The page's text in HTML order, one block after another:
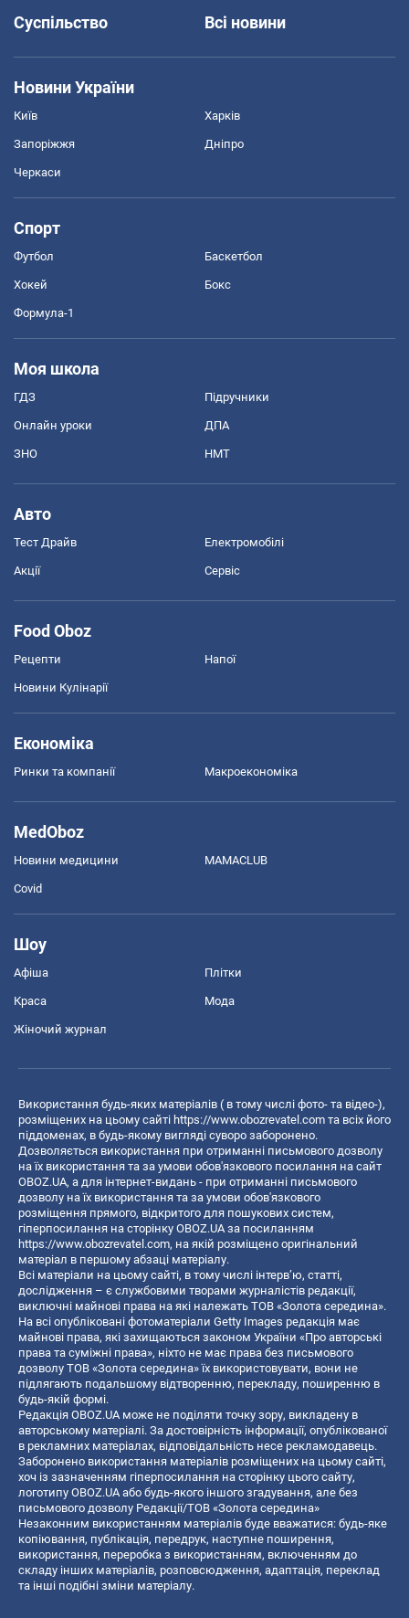
Суспільство
Всі новини
Новини України
Київ Харків
Запоріжжя Дніпро
Черкаси
Спорт
Футбол Баскетбол
Хокей Бокс
Формула-1
Моя школа
ГДЗ Підручники
Онлайн уроки ДПА
ЗНО НМТ
Авто
Тест Драйв Електромобілі
Акції Сервіс
Food Oboz
Рецепти Напої
Новини Кулінарії
Економіка
Ринки та компанії Макроекономіка
MedOboz
Новини медицини MAMACLUB
Covid
Шоу
Афіша Плітки
Краса Мода
Жіночий журнал
Використання будь-яких матеріалів ( в тому числі фото- та відео-),
розміщених на цьому сайті https://www.obozrevatel.com та всіх його
піддоменах, в будь-якому вигляді суворо заборонено.
Дозволяється використання при отриманні письмового дозволу
на їх використання та за умови обов'язкового посилання на сайт
OBOZ.UA, а для інтернет-видань - при отриманні письмового
дозволу на їх використання та за умови обов'язкового
розміщення прямого, відкритого для пошукових систем,
гіперпосилання на сторінку OBOZ.UA за посиланням
https://www.obozrevatel.com, на якій розміщено оригінальний
матеріал в першому абзаці матеріалу.
Всі матеріали на цьому сайті, в тому числі інтерв’ю, статті,
дослідження – є службовими творами журналістів редакції,
виключні майнові права на які належать ТОВ «Золота середина».
На всі опубліковані фотоматеріали Getty Images редакція має
майнові права, які захищаються законом України «Про авторські
права та суміжні права», ніхто не має права без письмового
дозволу ТОВ «Золота середина» їх використовувати, вони не
підлягають подальшому відтворенню, перекладу, поширенню в
будь-якій формі.
Редакція OBOZ.UA може не поділяти точку зору, викладену в
авторському матеріалі. За достовірність інформації, опублікованої
в рекламних матеріалах, відповідальність несе рекламодавець.
Заборонено використання матеріалів розміщених на цьому сайті,
хоч із зазначенням гіперпосилання на сторінку цього сайту,
логотипу OBOZ.UA або будь-якого іншого згадування, але без
письмового дозволу Редакції/ТОВ «Золота середина»
Незаконним використанням матеріалів буде вважатися: будь-яке
копiювання, публiкацiя, передрук, наступне поширення,
використання, переробка з використанням, включенням до
складу інших матеріалів, розповсюдження, адаптація, переклад
та інші подібні зміни матеріалу.